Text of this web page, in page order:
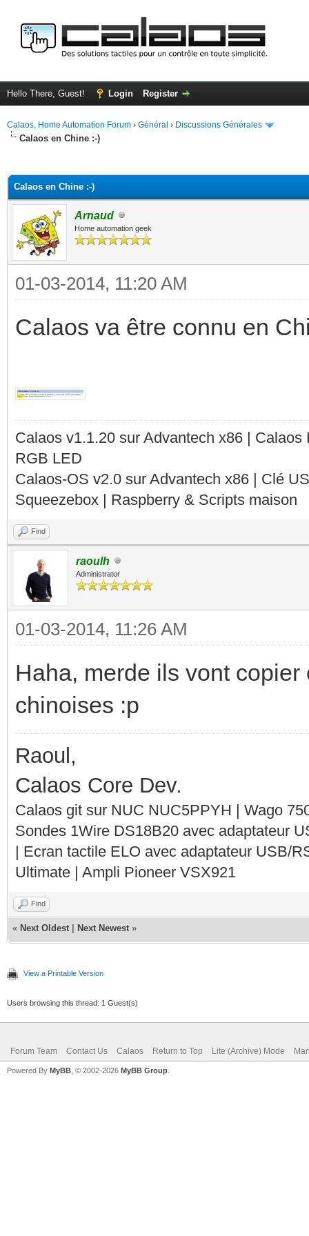
Hello There, Guest! Login Register
Calaos, Home Automation Forum › Général › Discussions Générales
Calaos en Chine :-)
Calaos en Chine :-)
Arnaud
Home automation geek
01-03-2014, 11:20 AM
Calaos va être connu en
Calaos v1.1.20 sur Advantech x86 |
RGB LED
Calaos-OS v2.0 sur Advantech x86 | Clé
Squeezebox | Raspberry & Scripts maison
Find
raoulh
Administrator
01-03-2014, 11:26 AM
Haha, merde ils vont
chinoises :p
Raoul,
Calaos Core Dev.
Calaos git sur NUC NUC5PPYH | Wago
Sondes 1Wire DS18B20 avec adaptateur
| Ecran tactile ELO avec adaptateur USB/
Ultimate | Ampli Pioneer VSX921
Find
« Next Oldest Next Newest »
View a Printable Version
Users browsing this thread: 1 Guest(s)
Forum Team Contact Us Calaos Return to Top Lite (Archive) Mode
Powered By MyBB , © 2002-2026 MyBB Group